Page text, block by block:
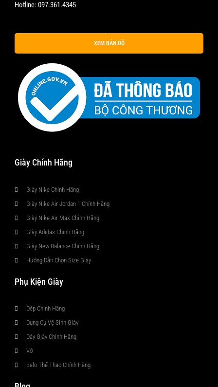
Hotline: 097.361.4345
XEM BẢN ĐỒ
Giày Chính Hãng
Giày Nike Chính Hãng
Giày Nike Air Jordan 1 Chính Hãng
Giày Nike Air Max Chính Hãng
Giày Adidas Chính Hãng
Giày New Balance Chính Hãng
Hướng Dẫn Chọn Size Giày
Phụ Kiện Giày
Dép Chính Hãng
Dụng Cụ Vệ Sinh Giày
Dây Giày Chính Hãng
Vớ
Balo Thể Thao Chính Hãng